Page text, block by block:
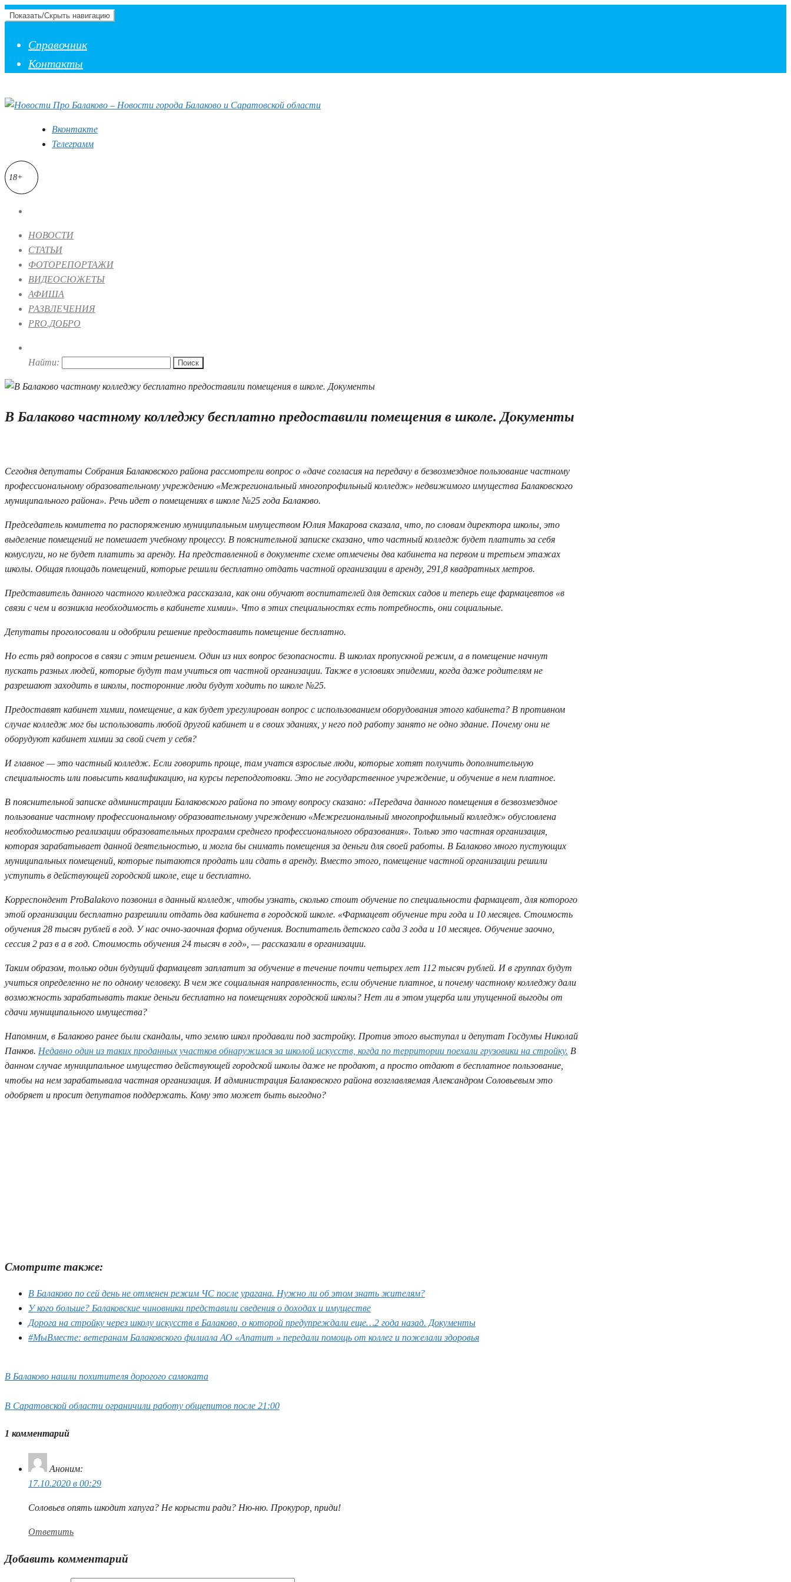
Показать/Скрыть навигацию
Справочник
Контакты
Вконтакте
Телеграмм
18+
НОВОСТИ
СТАТЬИ
ФОТОРЕПОРТАЖИ
ВИДЕОСЮЖЕТЫ
АФИША
РАЗВЛЕЧЕНИЯ
PRO.ДОБРО
Найти:
В Балаково частному колледжу бесплатно предоставили помещения в школе. Документы
Сегодня депутаты Собрания Балаковского района рассмотрели вопрос о «даче согласия на передачу в безвозмездное пользование частному
профессиональному образовательному учреждению «Межрегиональный многопрофильный колледж» недвижимого имущества Балаковского
муниципального района». Речь идет о помещениях в школе №25 года Балаково.
Председатель комитета по распоряжению муниципальным имуществом Юлия Макарова сказала, что, по словам директора школы, это
выделение помещений не помешает учебному процессу. В пояснительной записке сказано, что частный колледж будет платить за себя
комуслуги, но не будет платить за аренду. На представленной в документе схеме отмечены два кабинета на первом и третьем этажах
школы. Общая площадь помещений, которые решили бесплатно отдать частной организации в аренду, 291,8 квадратных метров.
Представитель данного частного колледжа рассказала, как они обучают воспитателей для детских садов и теперь еще фармацевтов «в
связи с чем и возникла необходимость в кабинете химии». Что в этих специальностях есть потребность, они социальные.
Депутаты проголосовали и одобрили решение предоставить помещение бесплатно.
Но есть ряд вопросов в связи с этим решением. Один из них вопрос безопасности. В школах пропускной режим, а в помещение начнут
пускать разных людей, которые будут там учиться от частной организации. Также в условиях эпидемии, когда даже родителям не
разрешают заходить в школы, посторонние люди будут ходить по школе №25.
Предоставят кабинет химии, помещение, а как будет урегулирован вопрос с использованием оборудования этого кабинета? В противном
случае колледж мог бы использовать любой другой кабинет и в своих зданиях, у него под работу занято не одно здание. Почему они не
оборудуют кабинет химии за свой счет у себя?
И главное — это частный колледж. Если говорить проще, там учатся взрослые люди, которые хотят получить дополнительную
специальность или повысить квалификацию, на курсы переподготовки. Это не государственное учреждение, и обучение в нем платное.
В пояснительной записке администрации Балаковского района по этому вопросу сказано: «Передача данного помещения в безвозмездное
пользование частному профессиональному образовательному учреждению «Межрегиональный многопрофильный колледж» обусловлена
необходимостью реализации образовательных программ среднего профессионального образования». Только это частная организация,
которая зарабатывает данной деятельностью, и могла бы снимать помещения за деньги для своей работы. В Балаково много пустующих
муниципальных помещений, которые пытаются продать или сдать в аренду. Вместо этого, помещение частной организации решили
уступить в действующей городской школе, еще и бесплатно.
Корреспондент ProBalakovo позвонил в данный колледж, чтобы узнать, сколько стоит обучение по специальности фармацевт, для которого
этой организации бесплатно разрешили отдать два кабинета в городской школе. «Фармацевт обучение три года и 10 месяцев. Стоимость
обучения 28 тысяч рублей в год. У нас очно-заочная форма обучения. Воспитатель детского сада 3 года и 10 месяцев. Обучение заочно,
сессия 2 раз в а в год. Стоимость обучения 24 тысяч в год», — рассказали в организации.
Таким образом, только один будущий фармацевт заплатит за обучение в течение почти четырех лет 112 тысяч рублей. И в группах будут
учиться определенно не по одному человеку. В чем же социальная направленность, если обучение платное, и почему частному колледжу дали
возможность зарабатывать такие деньги бесплатно на помещениях городской школы? Нет ли в этом ущерба или упущенной выгоды от
сдачи муниципального имущества?
Напомним, в Балаково ранее были скандалы, что землю школ продавали под застройку. Против этого выступал и депутат Госдумы Николай
Панков. Недавно один из таких проданных участков обнаружился за школой искусств, когда по территории поехали грузовики на стройку. В
данном случае муниципальное имущество действующей городской школы даже не продают, а просто отдают в бесплатное пользование,
чтобы на нем зарабатывала частная организация. И администрация Балаковского района возглавляемая Александром Соловьевым это
одобряет и просит депутатов поддержать. Кому это может быть выгодно?
Смотрите также:
В Балаково по сей день не отменен режим ЧС после урагана. Нужно ли об этом знать жителям?
У кого больше? Балаковские чиновники представили сведения о доходах и имуществе
Дорога на стройку через школу искусств в Балаково, о которой предупреждали еще…2 года назад. Документы
#МыВместе: ветеранам Балаковского филиала АО «Апатит » передали помощь от коллег и пожелали здоровья
В Балаково нашли похитителя дорогого самоката
В Саратовской области ограничили работу общепитов после 21:00
1 комментарий
Аноним:
17.10.2020 в 00:29
Соловьев опять шкодит хапуга? Не корысти ради? Ню-ню. Прокурор, приди!
Ответить
Добавить комментарий